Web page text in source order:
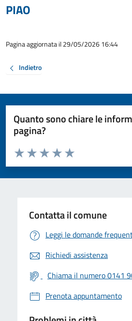
PIAO
Pagina aggiornata il 29/05/2026 16:44
Indietro
Quanto sono chiare le
pagina?
Valuta da 1 a 5 stelle la pagina
Valuta 5 stelle su 5
Valuta 4 stelle su 5
Valuta 3 stelle su 5
Valuta 2 stelle su 5
Valuta 1 stelle su 5
Contatta il comune
Leggi le domande
Richiedi assistenza
Chiama il numero 0141
Prenota appuntamento